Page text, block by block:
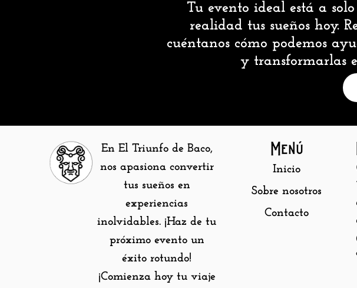
Tu evento ideal está a
realidad tus sueños hoy.
cuéntanos cómo podemos
y transformarlas
En El Triunfo de Baco,
nos apasiona convertir
tus sueños en
experiencias
inolvidables. ¡Haz de tu
próximo evento un
éxito rotundo!
¡Comienza hoy tu viaje
Menú
Inicio
Sobre nosotros
Contacto